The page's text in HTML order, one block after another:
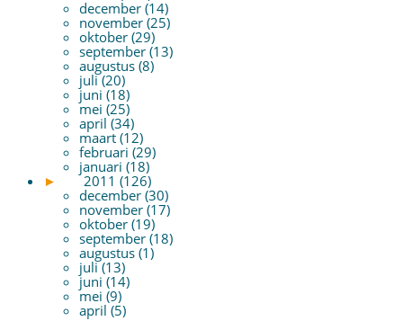
december (14)
november (25)
oktober (29)
september (13)
augustus (8)
juli (20)
juni (18)
mei (25)
april (34)
maart (12)
februari (29)
januari (18)
►
2011 (126)
december (30)
november (17)
oktober (19)
september (18)
augustus (1)
juli (13)
juni (14)
mei (9)
april (5)